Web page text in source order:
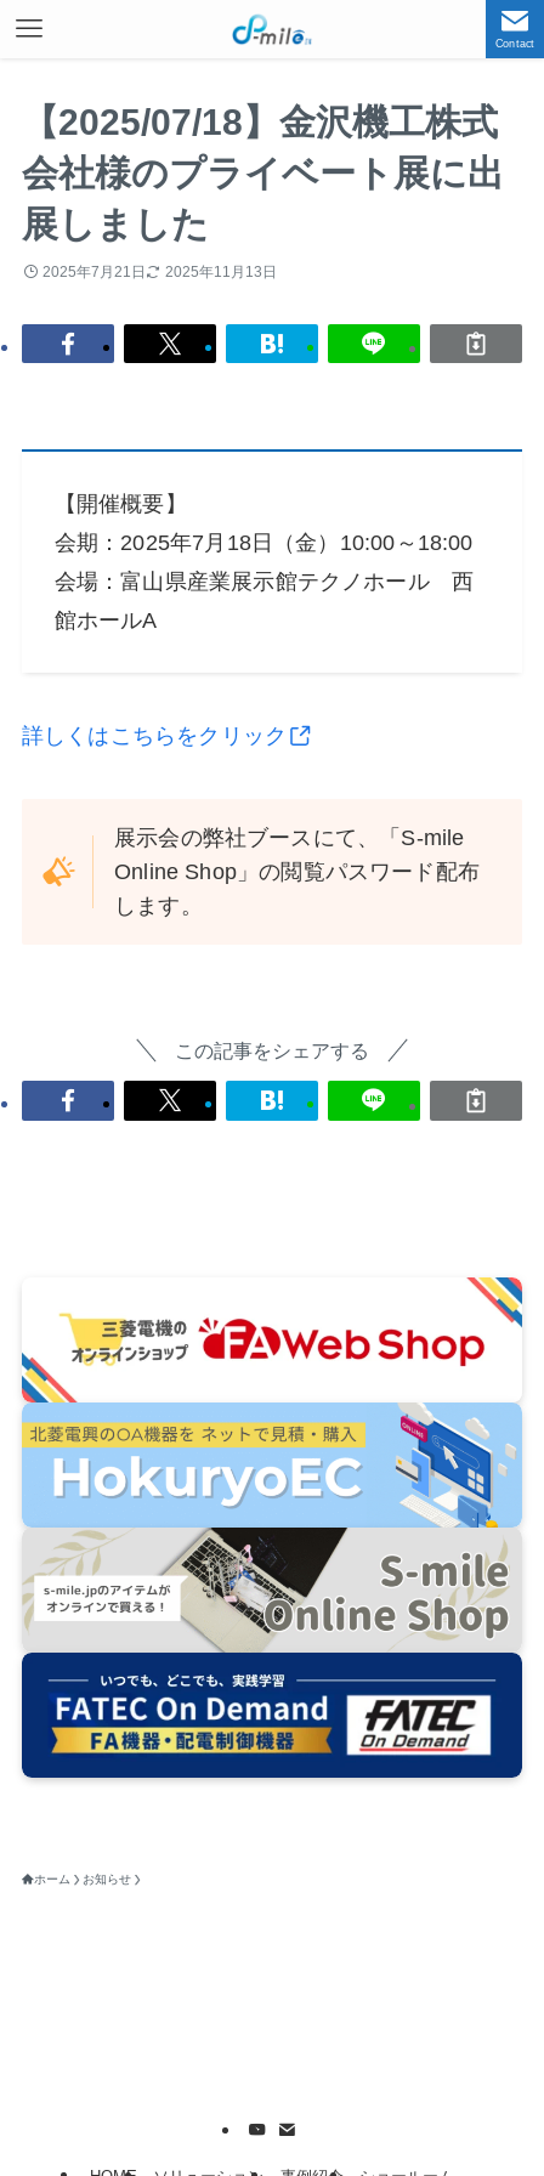
Contact
【2025/07/18】金沢機工株式
会社様のプライベート展に出
展しました
2025年7月21日 2025年11月13日
【開催概要】
会期：2025年7月18日（金）10:00～18:00
会場：富山県産業展示館テクノホール 西
館ホールA
詳しくはこちらをクリック
展示会の弊社ブースにて、「S-mile
Online Shop」の閲覧パスワード配布
します。
この記事をシェアする
ホーム お知らせ